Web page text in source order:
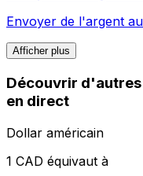
Envoyer de l'argent au
Afficher plus
Découvrir d'autres
en direct
Dollar américain
1 CAD équivaut à